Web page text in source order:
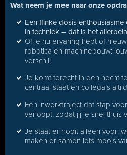
Wat neem je mee naar onze
Een flinke dosis
in techniek – dát is het
Of je nu ervaring hebt of
robotica en machinebouw:
verschil;
Je komt terecht in een hecht
centraal staat en collega’s
Een inwerktraject dat stap
verloopt, zodat jij je snel thuis
Je staat er nooit alleen voor:
maken er samen iets moois